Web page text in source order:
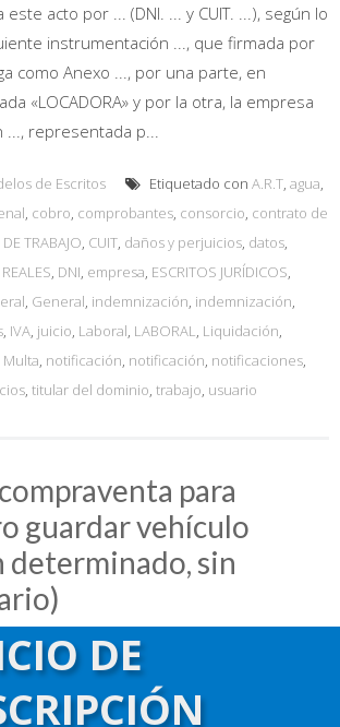
acto por ... (DNI. ... y CUIT. ...), según lo
instrumentación ..., que firmada por
como Anexo ..., por una parte, en
«LOCADORA» y por la otra, la empresa
..., representada p...
de Escritos Etiquetado con A.R.T, agua,
, cobro, comprobantes, consorcio, contrato de
TRABAJO, CUIT, daños y perjuicios, datos,
, DNI, empresa, ESCRITOS JURÍDICOS,
, General, indemnización, indemnización,
, IVA, juicio, Laboral, LABORAL, Liquidación,
Multa, notificación, notificación, notificaciones,
, titular del dominio, trabajo, usuario
para
guardar vehículo
determinado, sin
2019 por admin
PARA COCHERA PRO GUARDAR
IN/DETERMINADO, SIN INTERMEDIARIO).__
DE